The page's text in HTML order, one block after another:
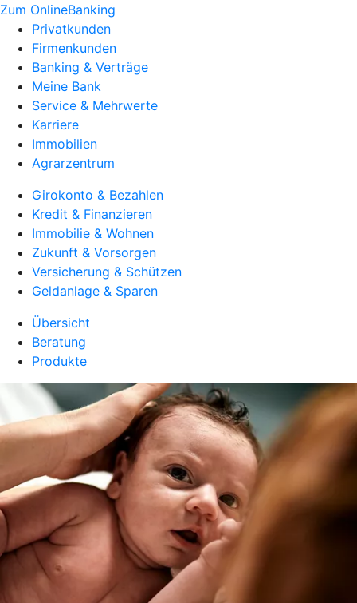
Zum OnlineBanking
Privatkunden
Firmenkunden
Banking & Verträge
Meine Bank
Service & Mehrwerte
Karriere
Immobilien
Agrarzentrum
Girokonto & Bezahlen
Kredit & Finanzieren
Immobilie & Wohnen
Zukunft & Vorsorgen
Versicherung & Schützen
Geldanlage & Sparen
Übersicht
Beratung
Produkte